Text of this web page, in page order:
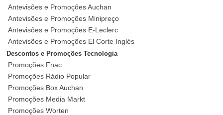
Antevisões e Promoções Auchan
Antevisões e Promoções Minipreço
Antevisões e Promoções E-Leclerc
Antevisões e Promoções El Corte Inglés
Descontos e Promoções Tecnologia
Promoções Fnac
Promoções Rádio Popular
Promoções Box Auchan
Promoções Media Markt
Promoções Worten